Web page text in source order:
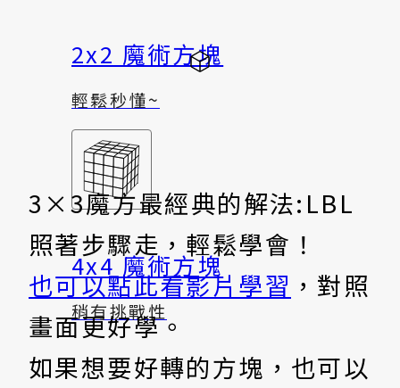
2x2 魔術方塊
輕鬆秒懂~
4x4 魔術方塊
稍有挑戰性
3×3魔方最經典的解法:LBL
照著步驟走，輕鬆學會！
也可以點此看影片學習 ，對照
畫面更好學。
如果想要好轉的方塊，也可以